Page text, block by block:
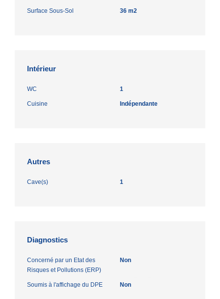
Surface Sous-Sol 36 m2
Intérieur
WC 1
Cuisine Indépendante
Autres
Cave(s) 1
Diagnostics
Concerné par un Etat des
Risques et Pollutions (ERP)
Non
Soumis à l'affichage du DPE Non